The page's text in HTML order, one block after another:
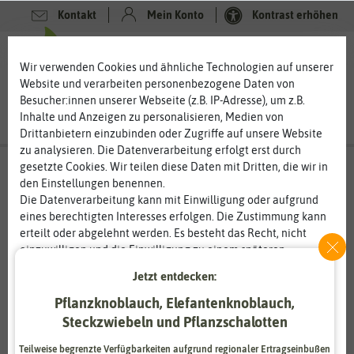
Kontakt Mein Konto Kontrast erhöhen
Wir verwenden Cookies und ähnliche Technologien auf unserer
Website und verarbeiten personenbezogene Daten von
Besucher:innen unserer Webseite (z.B. IP-Adresse), um z.B.
Inhalte und Anzeigen zu personalisieren, Medien von
Drittanbietern einzubinden oder Zugriffe auf unsere Website
zu analysieren. Die Datenverarbeitung erfolgt erst durch
gesetzte Cookies. Wir teilen diese Daten mit Dritten, die wir in
den Einstellungen benennen.
Die Datenverarbeitung kann mit Einwilligung oder aufgrund
eines berechtigten Interesses erfolgen. Die Zustimmung kann
erteilt oder abgelehnt werden. Es besteht das Recht, nicht
einzuwilligen und die Einwilligung zu einem späteren
Informationen zur Verwendung personenbezogener Daten und
den Diensten erklären wir in unsererDaten­schutz­erklärung
Jetzt entdecken:
Pflanzknoblauch, Elefantenknoblauch,
Steckzwiebeln und Pflanzschalotten
Teilweise begrenzte Verfügbarkeiten aufgrund regionaler Ertragseinbußen